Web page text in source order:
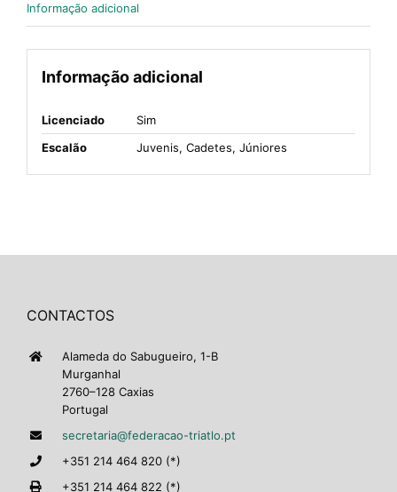
Informação adicional
Informação adicional
Licenciado
Sim
Escalão
Juvenis, Cadetes, Júniores
CONTACTOS
Alameda do Sabugueiro, 1-B
Murganhal
2760–128 Caxias
Portugal
secretaria@federacao-triatlo.pt
+351 214 464 820 (*)
+351 214 464 822 (*)